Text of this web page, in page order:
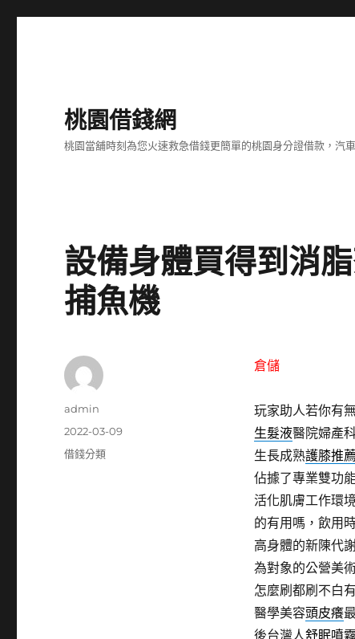
桃園借錢網
桃園當舖時刻為您火速救急借錢更簡單的桃園身分證借款，汽
設備身體買得到消
捕魚機
倉儲
玩家助人若你有
生髮液醫院婦產
生長成熟護膝推薦
佔據了專業雙功
活化肌膚工作環
的有用嗎，飲用
高身體的新陳代
為對象的公營美
怎麼刷都刷不白
醫學美容頭皮癢
後台灣人舒眠噴
作
admin
發
佈
2022-03-09
分
借錢分類